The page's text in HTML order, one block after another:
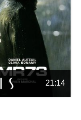
21:14